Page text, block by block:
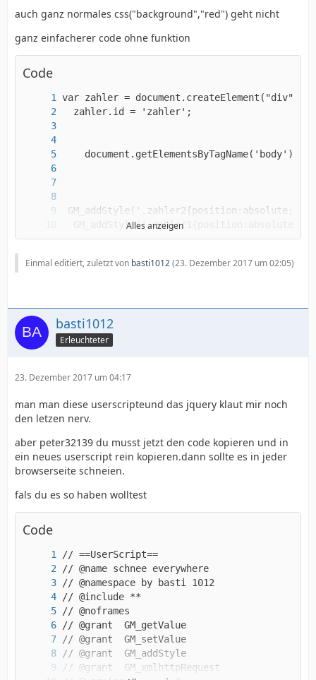
auch ganz normales css("background","red") geht nicht
ganz einfacherer code ohne funktion
Code
Alles anzeigen
Einmal editiert, zuletzt von basti1012(23. Dezember 2017 um 02:05)
basti1012
Erleuchteter
23. Dezember 2017 um 04:17
man man diese userscripteund das jquery klaut mir noch
den letzen nerv.
aber peter32139 du musst jetzt den code kopieren und in
ein neues userscript rein kopieren.dann sollte es in jeder
browserseite schneien.
fals du es so haben wolltest
Code